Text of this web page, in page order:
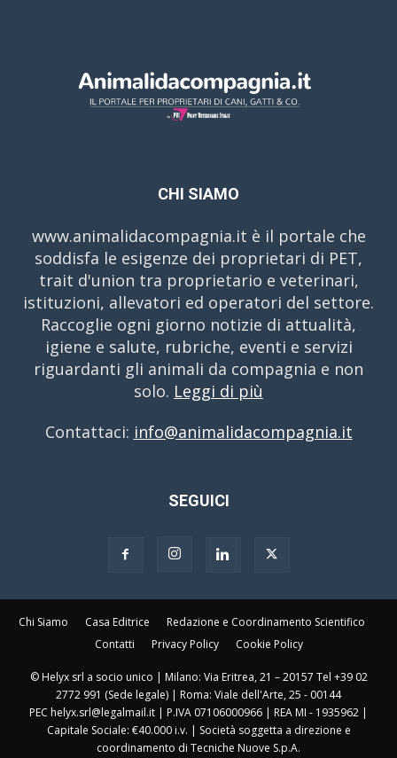
CHI SIAMO
www.animalidacompagnia.it è il portale che
soddisfa le esigenze dei proprietari di PET,
trait d'union tra proprietario e veterinari,
istituzioni, allevatori ed operatori del settore.
Raccoglie ogni giorno notizie di attualità,
igiene e salute, rubriche, eventi e servizi
riguardanti gli animali da compagnia e non
solo. Leggi di più
Contattaci: info@animalidacompagnia.it
SEGUICI
Chi Siamo Casa Editrice
Redazione e Coordinamento Scientifico
Contatti
Privacy Policy Cookie Policy
© Helyx srl a socio unico | Milano: Via Eritrea, 21 – 20157 Tel +39 02
2772 991 (Sede legale) | Roma: Viale dell'Arte, 25 - 00144
PEC helyx.srl@legalmail.it | P.IVA 07106000966 | REA MI - 1935962 |
Capitale Sociale: €40.000 i.v. | Società soggetta a direzione e
coordinamento di Tecniche Nuove S.p.A.